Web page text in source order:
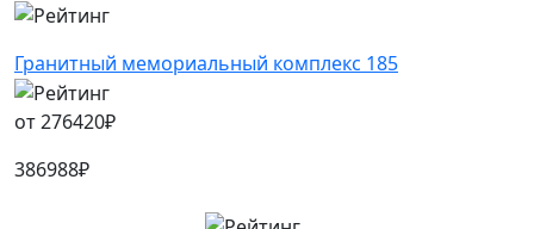
Гранитный мемориальный комплекс 185
от276420₽
386988₽